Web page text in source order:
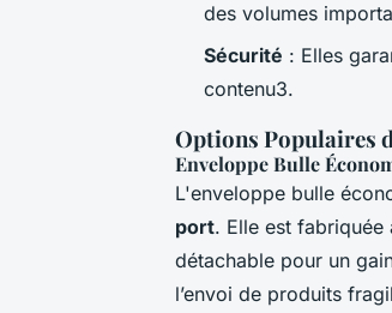
des volumes
Sécurité : Elles
contenu3.
Options Populaires
Enveloppe Bulle
L'enveloppe bulle
port. Elle est
détachable pour un
l’envoi de produits